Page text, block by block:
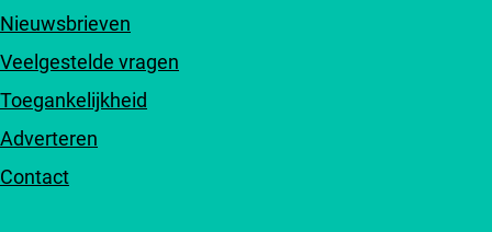
Nieuwsbrieven
Veelgestelde vragen
Toegankelijkheid
Adverteren
Contact